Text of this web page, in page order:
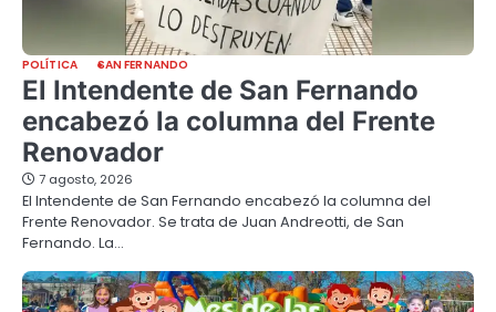
POLÍTICA SAN FERNANDO
El Intendente de San Fernando
encabezó la columna del Frente
Renovador
7 agosto, 2026
El Intendente de San Fernando encabezó la columna del
Frente Renovador. Se trata de Juan Andreotti, de San
Fernando. La…